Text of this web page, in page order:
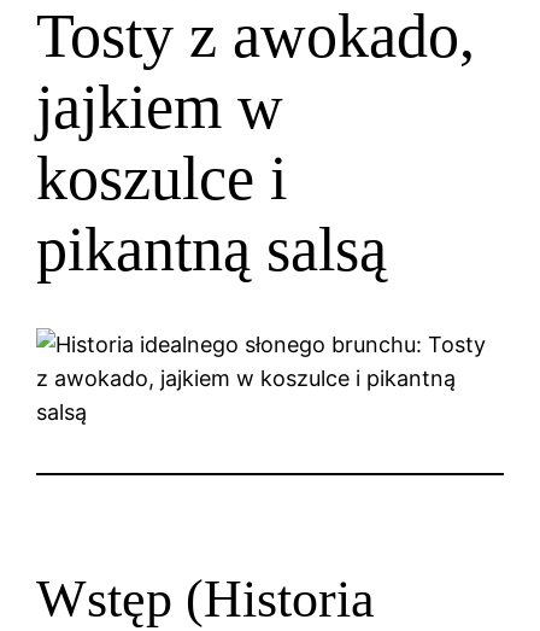
Tosty z awokado,
jajkiem w
koszulce i
pikantną salsą
Wstęp (Historia